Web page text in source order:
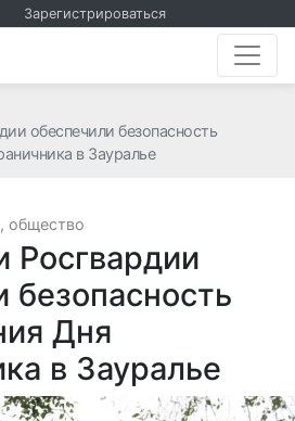
Зарегистрироваться
обеспечили безопасность
в Зауралье
общество
Росгвардии
безопасность
Дня
в Зауралье